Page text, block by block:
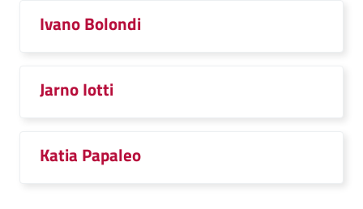
Ivano Bolondi
Jarno Iotti
Katia Papaleo